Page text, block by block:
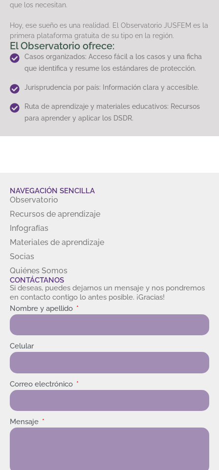
que los necesitan.
Hoy, ese sueño es una realidad. El Observatorio JUSFEM es la
primera plataforma gratuita de su tipo en la región.
El Observatorio ofrece:
Casos organizados: Acceso fácil a los casos y una ficha
que identifica y resume los estándares de protección.
Jurisprudencia por país: Información clara y accesible.
Ruta de aprendizaje y materiales educativos: Recursos
para aprender y aplicar los DSDR.
NAVEGACIÓN SENCILLA
Observatorio
Recursos de aprendizaje
Infografías
Materiales de aprendizaje
Socias
Quiénes Somos
CONTÁCTANOS
Si deseas, puedes dejarnos un mensaje y nos pondremos
en contacto contigo lo antes posible. ¡Gracias!
Nombre y apellido
Celular
Correo electrónico
Mensaje